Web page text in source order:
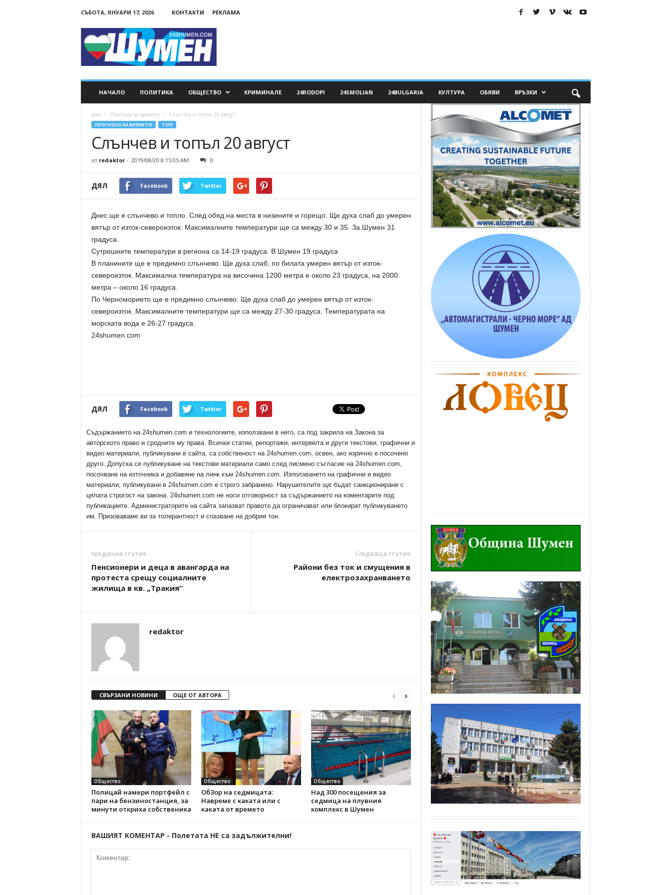
СЪБОТА, ЯНУАРИ 17, 2026 КОНТАКТИ РЕКЛАМА
НАЧАЛО ПОЛИТИКА ОБЩЕСТВО КРИМИНАЛЕ 24RODOPI 24SMOLIAN 24BULGARIA КУЛТУРА ОБЯВИ ВРЪЗКИ
дом Прогноза за времето Слънчев и топъл 20 август
ПРОГНОЗА ЗА ВРЕМЕТО ТОП
Слънчев и топъл 20 август
от redaktor- 2019/08/20 8:15:05 AM 0
ДЯЛ Facebook Twitter
Днес ще е слънчево и топло. След обяд на места в низините и горещо. Ще духа слаб до умерен
вятър от изток-североизток. Максималните температури ще са между 30 и 35. За Шумен 31
градуса.
Сутрешните температури в региона са 14-19 градуса. В Шумен 19 градуса
В планините ще е предимно слънчево. Ще духа слаб, по билата умерен вятър от изток-
североизток. Максимална температура на височина 1200 метра е около 23 градуса, на 2000
метра – около 16 градуса.
По Черноморието ще е предимно слънчево. Ще духа слаб до умерен вятър от изток-
североизток. Максималните температури ще са между 27-30 градуса. Температурата на
морската вода е 26-27 градуса.
24shumen.com
ДЯЛ Facebook Twitter
Съдържанието на 24shumen.com и технологиите, използвани в него, са под закрила на Закона за
авторското право и сродните му права. Всички статии, репортажи, интервюта и други текстови, графични и
видео материали, публикувани в сайта, са собственост на 24shumen.com, освен, ако изрично е посочено
друго. Допуска се публикуване на текстови материали само след писмено съгласие на 24shumen.com,
посочване на източника и добавяне на линк към 24shumen.com. Използването на графични и видео
материали, публикувани в 24shumen.com е строго забранено. Нарушителите ще бъдат санкционирани с
цялата строгост на закона. 24shumen.com не носи отговорност за съдържанието на коментарите под
публикациите. Администраторите на сайта запазват правото да ограничават или блокират публикуването
им. Призоваваме ви за толерантност и спазване на добрия тон.
предишна статия
Пенсионери и деца в авангарда на
протеста срещу социалните
жилища в кв. „Тракия“
Следваща статия
Райони без ток и смущения в
електрозахранването
redaktor
СВЪРЗАНИ НОВИНИ ОЩЕ ОТ АВТОРА
Общество
Полицай намери портфейл с
пари на бензиностанция, за
минути откриха собственика
Общество
ОбЗор на седмицата:
Навреме с каката или с
каката от времето
Общество
Над 300 посещения за
седмица на плувния
комплекс в Шумен
ВАШИЯТ КОМЕНТАР - Полетата НЕ са задължителни!